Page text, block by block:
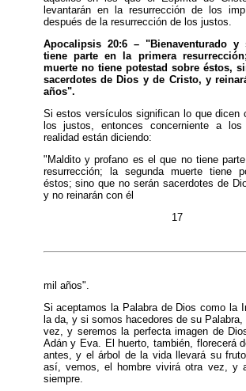
levantarán en la resurrección de los
después de la resurrección de los justos.
Apocalipsis 20:6 – "Bienaventurado y
tiene parte en la primera
muerte no tiene potestad sobre éstos,
sacerdotes de Dios y de Cristo, y
años".
Si estos versículos significan lo que dicen
los justos, entonces concerniente a
realidad están diciendo:
"Maldito y profano es el que no tiene
resurrección; la segunda muerte tiene
éstos; sino que no serán sacerdotes de
y no reinarán con él
17
mil años".
Si aceptamos la Palabra de Dios como la
la da, y si somos hacedores de su
vez, y seremos la perfecta imagen de
Adán y Eva. El huerto, también, florecerá
antes, y el árbol de la vida llevará su
así, vemos, el hombre vivirá otra vez, y
siempre.